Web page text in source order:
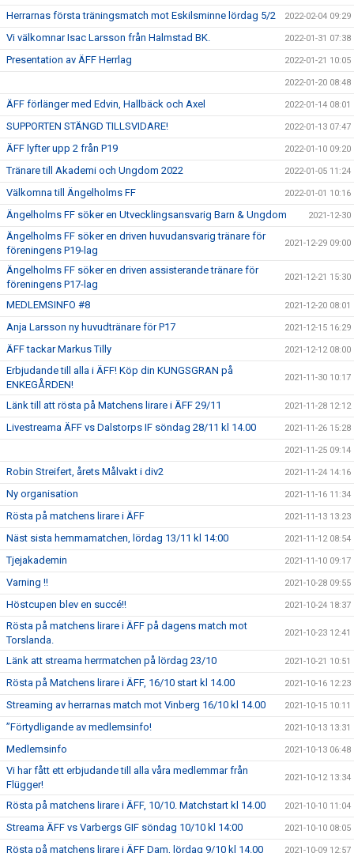
Herrarnas första träningsmatch mot Eskilsminne lördag 5/2 2022-02-04 09:29
Vi välkomnar Isac Larsson från Halmstad BK. 2022-01-31 07:38
Presentation av ÄFF Herrlag 2022-01-21 10:05
2022-01-20 08:48
ÄFF förlänger med Edvin, Hallbäck och Axel 2022-01-14 08:01
SUPPORTEN STÄNGD TILLSVIDARE! 2022-01-13 07:47
ÄFF lyfter upp 2 från P19 2022-01-10 09:20
Tränare till Akademi och Ungdom 2022 2022-01-05 11:24
Välkomna till Ängelholms FF 2022-01-01 10:16
Ängelholms FF söker en Utvecklingsansvarig Barn & Ungdom 2021-12-30
Ängelholms FF söker en driven huvudansvarig tränare för
föreningens P19-lag
2021-12-29 09:00
Ängelholms FF söker en driven assisterande tränare för
föreningens P17-lag
2021-12-21 15:30
MEDLEMSINFO #8 2021-12-20 08:01
Anja Larsson ny huvudtränare för P17 2021-12-15 16:29
ÄFF tackar Markus Tilly 2021-12-12 08:00
Erbjudande till alla i ÄFF! Köp din KUNGSGRAN på
ENKEGÅRDEN!
2021-11-30 10:17
Länk till att rösta på Matchens lirare i ÄFF 29/11 2021-11-28 12:12
Livestreama ÄFF vs Dalstorps IF söndag 28/11 kl 14.00 2021-11-26 15:28
2021-11-25 09:14
Robin Streifert, årets Målvakt i div2 2021-11-24 14:16
Ny organisation 2021-11-16 11:34
Rösta på matchens lirare i ÄFF 2021-11-13 13:23
Näst sista hemmamatchen, lördag 13/11 kl 14:00 2021-11-12 08:54
Tjejakademin 2021-11-10 09:17
Varning !! 2021-10-28 09:55
Höstcupen blev en succé!! 2021-10-24 18:37
Rösta på matchens lirare i ÄFF på dagens match mot
Torslanda.
2021-10-23 12:41
Länk att streama herrmatchen på lördag 23/10 2021-10-21 10:51
Rösta på Matchens lirare i ÄFF, 16/10 start kl 14.00 2021-10-16 12:23
Streaming av herrarnas match mot Vinberg 16/10 kl 14.00 2021-10-15 10:11
”Förtydligande av medlemsinfo! 2021-10-13 13:31
Medlemsinfo 2021-10-13 06:48
Vi har fått ett erbjudande till alla våra medlemmar från
Flügger!
2021-10-12 13:34
Rösta på matchens lirare i ÄFF, 10/10. Matchstart kl 14.00 2021-10-10 11:04
Streama ÄFF vs Varbergs GIF söndag 10/10 kl 14:00 2021-10-10 08:05
Rösta på matchens lirare i ÄFF Dam, lördag 9/10 kl 14.00 2021-10-09 12:57